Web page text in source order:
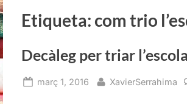
Etiqueta: com trio
Decàleg per triar
Posted
març 1, 2016 By
XavierSerrahima